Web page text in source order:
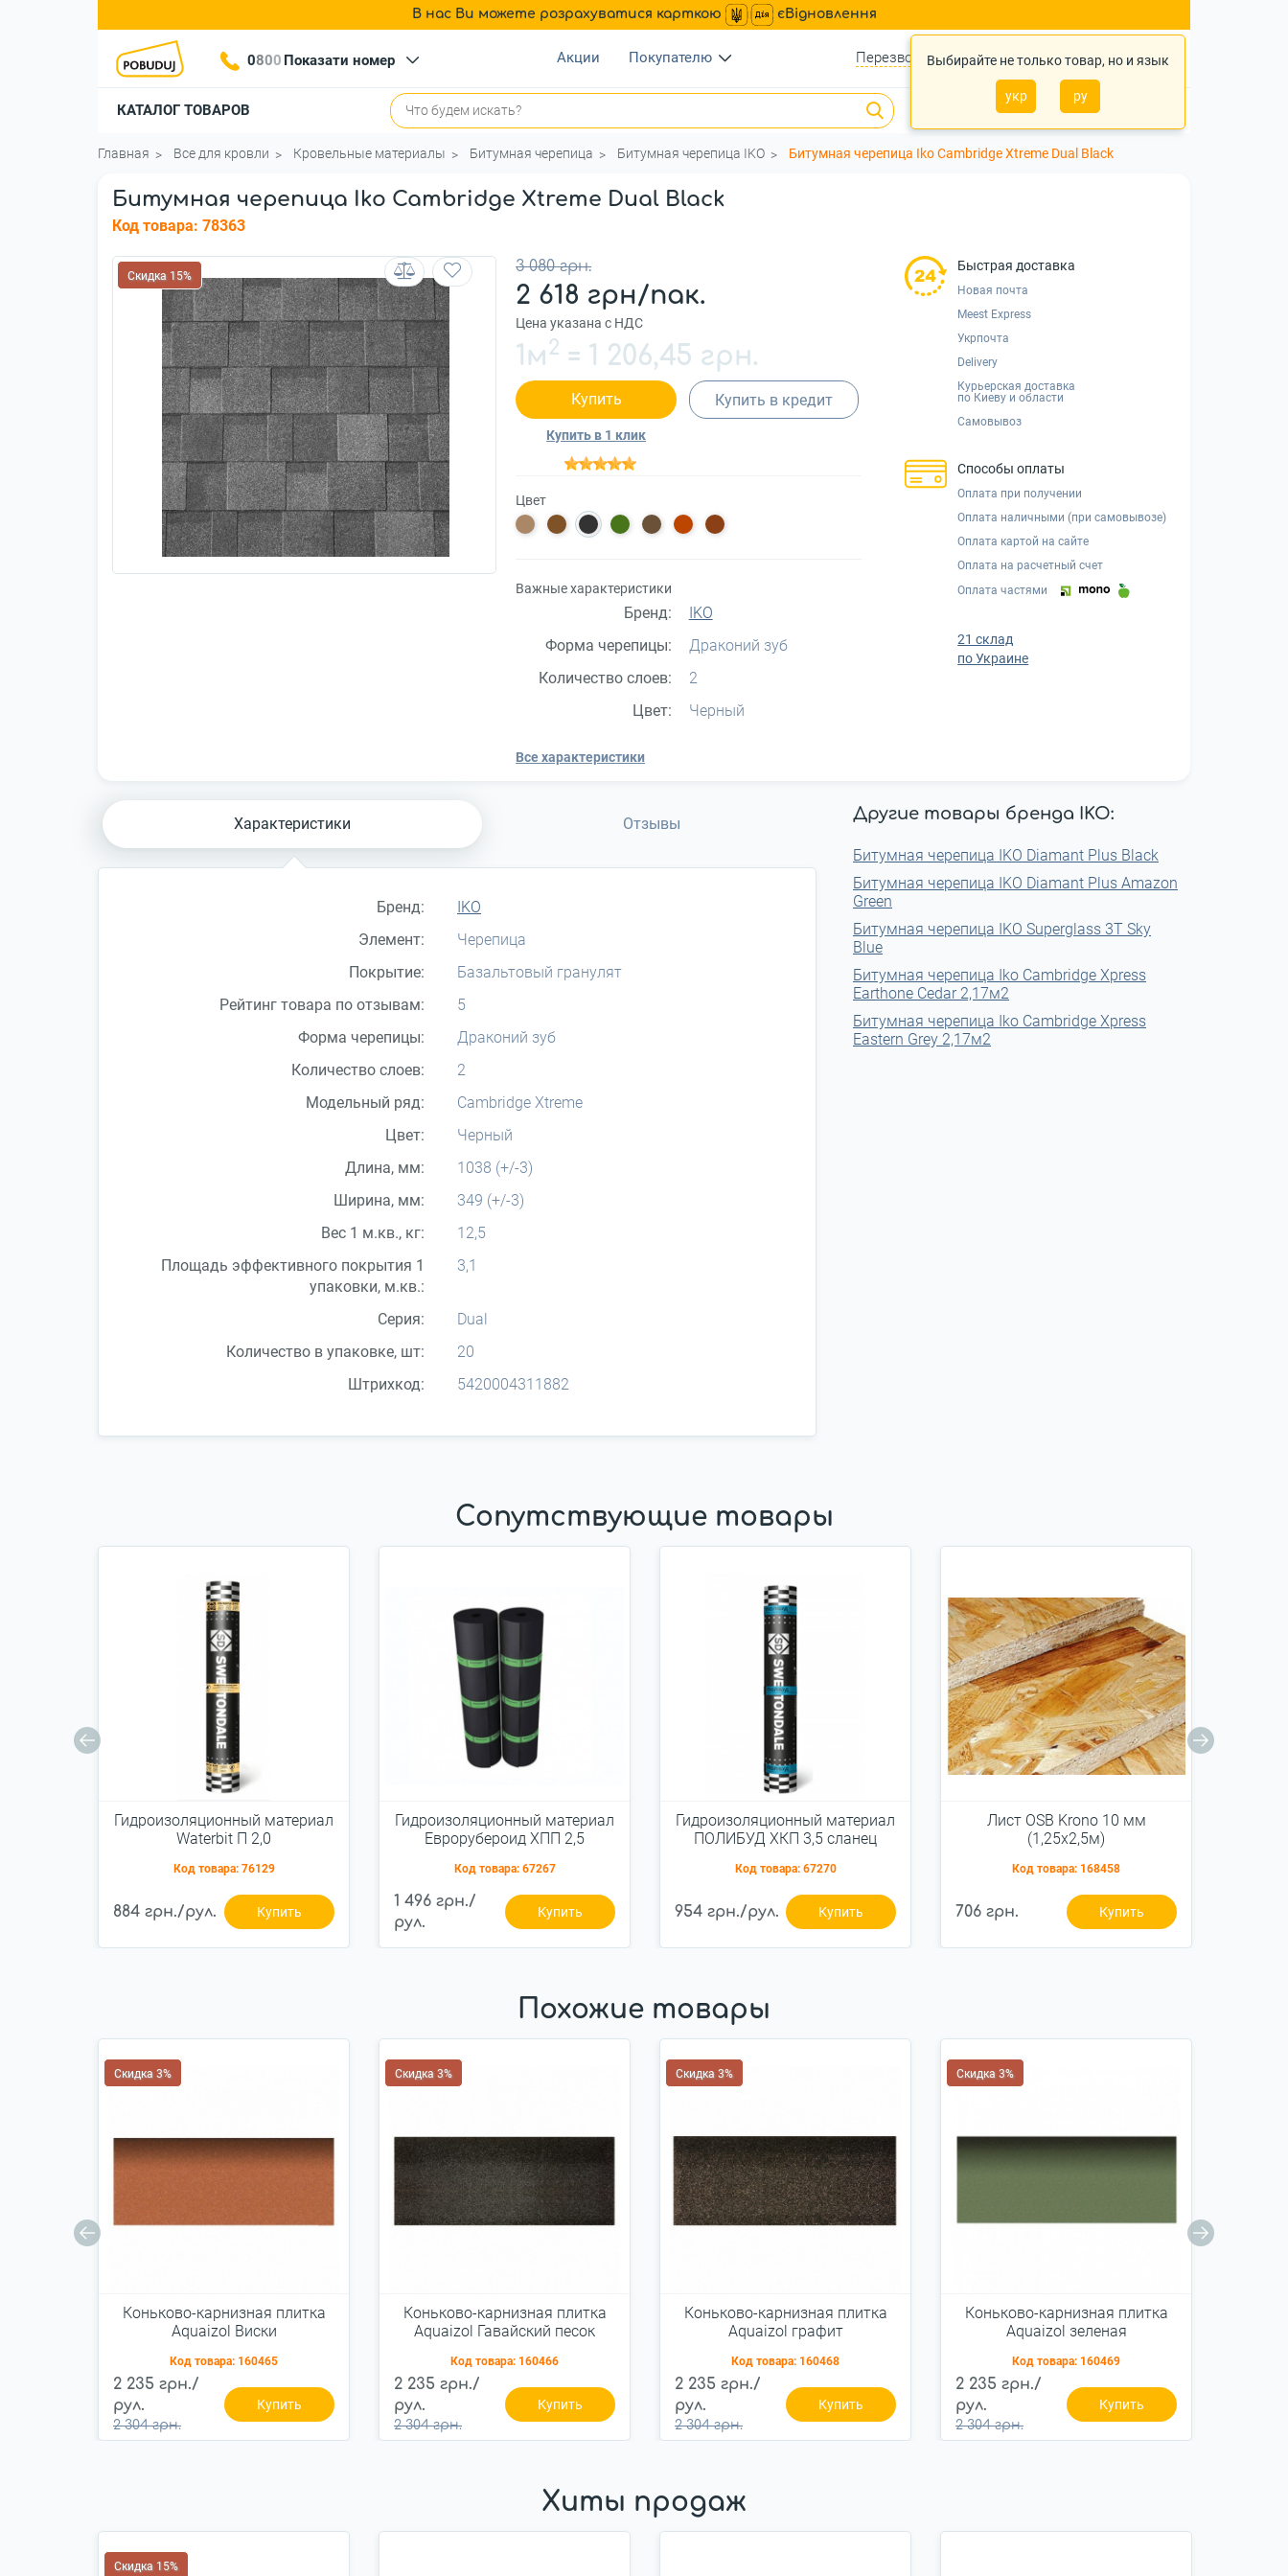
В нас Ви можете розрахуватися карткою єВідновлення
Выбирайте не только товар, но и язык
укр ру
0800 Показати номер Акции Покупателю Перезвонить? Войти Укр Ру
КАТАЛОГ ТОВАРОВ 0
Главная Все для кровли Кровельные материалы Битумная черепица Битумная черепица IKO Битумная черепица Iko Cambridge Xtreme Dual Black
Битумная черепица Iko Cambridge Xtreme Dual Black
Код товара: 78363
Скидка 15%
3 080 грн.
2 618 грн/пак.
Цена указана с НДС
1м 2 = 1 206,45 грн.
Купить
Купить в 1 клик
Купить в кредит
Цвет
Важные характеристики
Бренд:
IKO
Форма черепицы:
Драконий зуб
Количество слоев:
2
Цвет:
Черный
Все характеристики
Быстрая доставка
Новая почта
Meest Express
Укрпочта
Delivery
Курьерская доставка
по Киеву и области
Самовывоз
Способы оплаты
Оплата при получении
Оплата наличными (при самовывозе)
Оплата картой на сайте
Оплата на расчетный счет
Оплата частями
21 склад
по Украине
Характеристики Отзывы
Бренд:
IKO
Элемент:
Черепица
Покрытие:
Базальтовый гранулят
Рейтинг товара по отзывам:
5
Форма черепицы:
Драконий зуб
Количество слоев:
2
Модельный ряд:
Cambridge Xtreme
Цвет:
Черный
Длина, мм:
1038 (+/-3)
Ширина, мм:
349 (+/-3)
Вес 1 м.кв., кг:
12,5
Площадь эффективного покрытия 1
упаковки, м.кв.:
3,1
Серия:
Dual
Количество в упаковке, шт:
20
Штрихкод:
5420004311882
Другие товары бренда IKO:
Битумная черепица IKO Diamant Plus Black
Битумная черепица IKO Diamant Plus Amazon
Green
Битумная черепица IKO Superglass 3T Sky
Blue
Битумная черепица Iko Cambridge Xpress
Earthone Cedar 2,17м2
Битумная черепица Iko Cambridge Xpress
Eastern Grey 2,17м2
Сопутствующие товары
Гидроизоляционный материал
Waterbit П 2,0
Код товара: 76129
884 грн./рул. Купить
Гидроизоляционный материал
Еврорубероид ХПП 2,5
Код товара: 67267
1 496 грн./
рул.
Купить
Гидроизоляционный материал
ПОЛИБУД ХКП 3,5 сланец
Код товара: 67270
954 грн./рул. Купить
Лист OSB Krono 10 мм
(1,25х2,5м)
Код товара: 168458
706 грн. Купить
Похожие товары
Скидка 3%
Коньково-карнизная плитка
Aquaizol Виски
Код товара: 160465
2 235 грн./
рул.
2 304 грн.
Купить
Скидка 3%
Коньково-карнизная плитка
Aquaizol Гавайский песок
Код товара: 160466
2 235 грн./
рул.
2 304 грн.
Купить
Скидка 3%
Коньково-карнизная плитка
Aquaizol графит
Код товара: 160468
2 235 грн./
рул.
2 304 грн.
Купить
Скидка 3%
Коньково-карнизная плитка
Aquaizol зеленая
Код товара: 160469
2 235 грн./
рул.
2 304 грн.
Купить
Хиты продаж
Скидка 15%